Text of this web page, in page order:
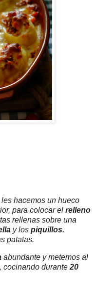
les hacemos un hueco
para colocar el relleno
rellenas sobre una
y los piquillos.
patatas.
abundante y metemos al
, cocinando durante 20